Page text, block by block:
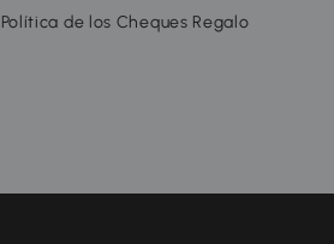
Política de los Cheques Regalo